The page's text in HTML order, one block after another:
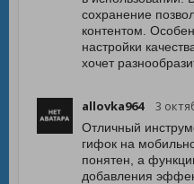
сохранение
контентом.
настройки
хочет
allovka964 3
Отличный
гифок на
понятен, а
добавления